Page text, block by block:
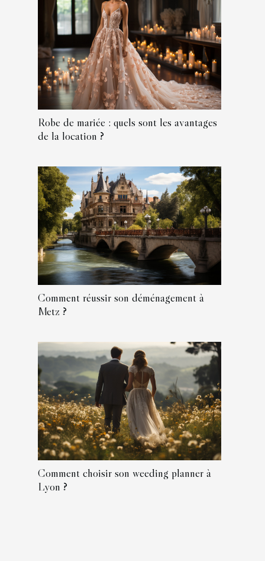
Robe de mariée : quels sont les avantages
de la location ?
Comment réussir son déménagement à
Metz ?
Comment choisir son weeding planner à
Lyon ?